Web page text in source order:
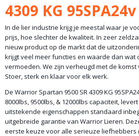
4309 KG 95SPA24v
In de lier industrie krijg je meestal waar je
prijs, hoe slechter de kwaliteit. In zeer
nieuw product op de markt dat de
krijgt veel meer functies en waarde dan wat
vermoeden. We zijn verheugd met de
Stoer, sterk en klaar voor elk werk.
De Warrior Spartan 9500 SR 4309 KG
8000lbs, 9500lbs, & 12000lbs capaciteit,
uitstekende eigenschappen standaard
uitgebreide garantie van Warrior Lieren.
eerste keuze voor alle serieuze liefhebbers